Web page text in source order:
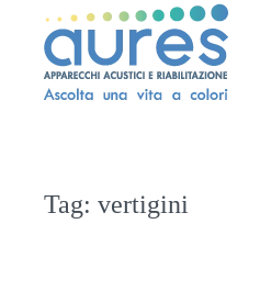
Tag: vertigini